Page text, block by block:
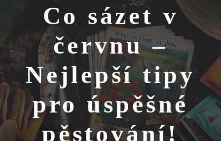
Co sázet v
červnu –
Nejlepší tipy
pro úspěšné
pěstování!